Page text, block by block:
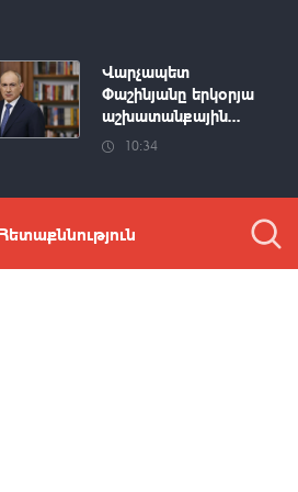
Վարչապետ
Փաշինյանը երկօրյա
աշխատանքային...
10:34
Հետաքննություն